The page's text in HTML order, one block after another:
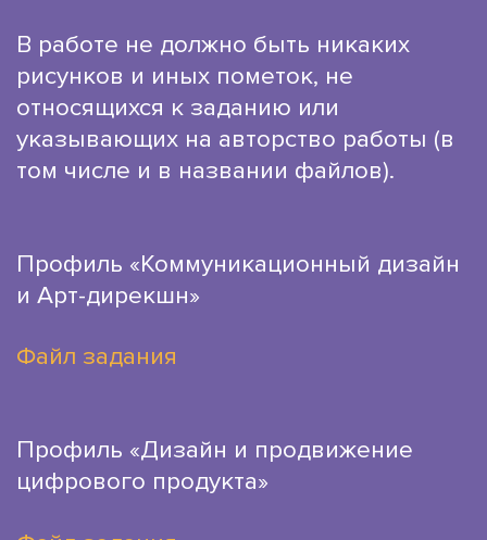
В работе не должно быть никаких
рисунков и иных пометок, не
относящихся к заданию или
указывающих на авторство работы (в
том числе и в названии файлов).
Профиль «Коммуникационный дизайн
и Арт-дирекшн»
Файл задания
Профиль «Дизайн и продвижение
цифрового продукта»